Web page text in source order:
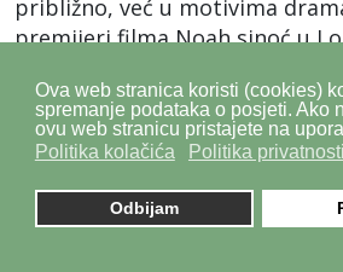
Ova web stranica koristi (cookies)
spremanje podataka o posjeti. Ako
ovu web stranicu pristajete na
Politika kolačića
Politika privatnosti
Odbijam
približno, već u motivima
premijeri filma Noah sinoć u
dinaničnoj kreaciji ...
Kreirano 01 Travanj 2014
50.Crvena, crna &bijela